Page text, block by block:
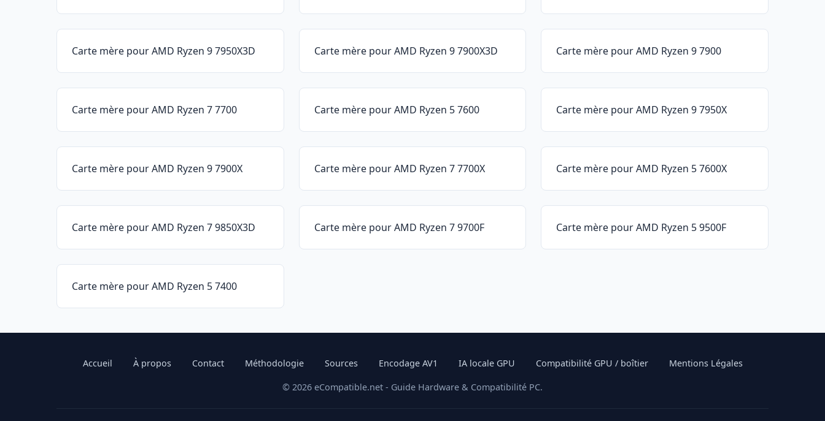
Carte mère pour AMD Ryzen 9 7950X3D Carte mère pour AMD Ryzen 9 7900X3D Carte mère pour AMD Ryzen 9 7900
Carte mère pour AMD Ryzen 7 7700 Carte mère pour AMD Ryzen 5 7600 Carte mère pour AMD Ryzen 9 7950X
Carte mère pour AMD Ryzen 9 7900X Carte mère pour AMD Ryzen 7 7700X Carte mère pour AMD Ryzen 5 7600X
Carte mère pour AMD Ryzen 7 9850X3D Carte mère pour AMD Ryzen 7 9700F Carte mère pour AMD Ryzen 5 9500F
Carte mère pour AMD Ryzen 5 7400
Accueil À propos Contact Méthodologie Sources Encodage AV1 IA locale GPU Compatibilité GPU / boîtier Mentions Légales
© 2026 eCompatible.net - Guide Hardware & Compatibilité PC.